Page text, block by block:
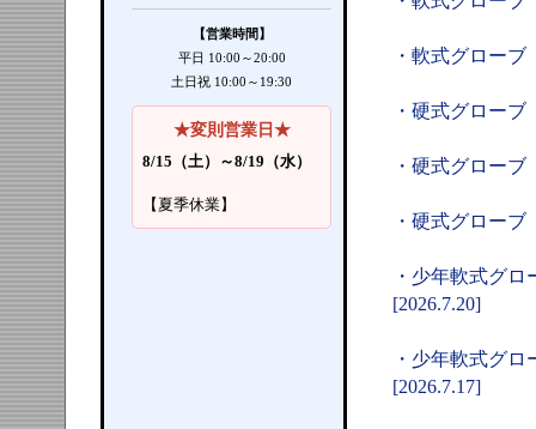
【営業時間】
平日 10:00～20:00
土日祝 10:00～19:30
★変則営業日★
8/15（土）～8/19（水）
【夏季休業】
・軟式グロー
・硬式グロー
・硬式グロー
・硬式グロー
・少年軟式グ
[2026.7.20]
・少年軟式グ
[2026.7.17]